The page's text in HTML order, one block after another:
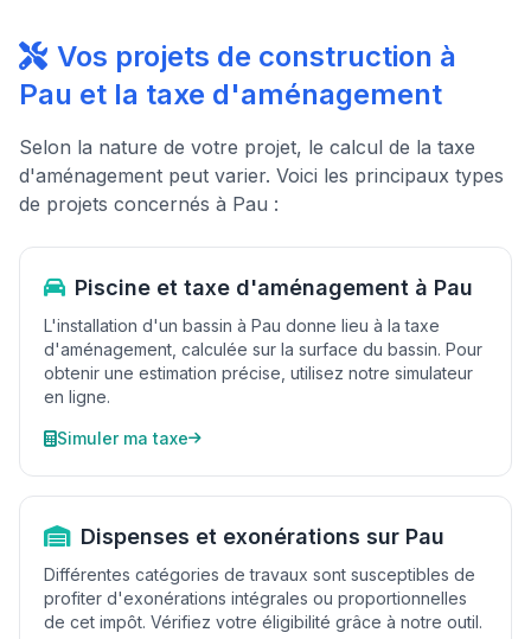
Vos projets de construction à
Pau et la taxe d'aménagement
Selon la nature de votre projet, le calcul de la taxe
d'aménagement peut varier. Voici les principaux types
de projets concernés à Pau :
Piscine et taxe d'aménagement à Pau
L'installation d'un bassin à Pau donne lieu à la taxe
d'aménagement, calculée sur la surface du bassin. Pour
obtenir une estimation précise, utilisez notre simulateur
en ligne.
Simuler ma taxe
Dispenses et exonérations sur Pau
Différentes catégories de travaux sont susceptibles de
profiter d'exonérations intégrales ou proportionnelles
de cet impôt. Vérifiez votre éligibilité grâce à notre outil.